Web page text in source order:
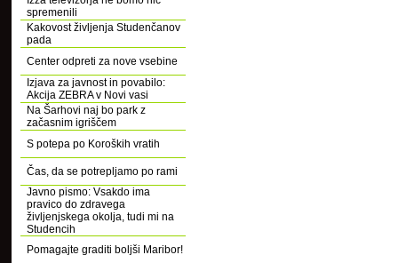
spremenili
Kakovost življenja Studenčanov
pada
Center odpreti za nove vsebine
Izjava za javnost in povabilo:
Akcija ZEBRA v Novi vasi
Na Šarhovi naj bo park z
začasnim igriščem
S potepa po Koroških vratih
Čas, da se potrepljamo po rami
Javno pismo: Vsakdo ima
pravico do zdravega
življenjskega okolja, tudi mi na
Studencih
Pomagajte graditi boljši Maribor!